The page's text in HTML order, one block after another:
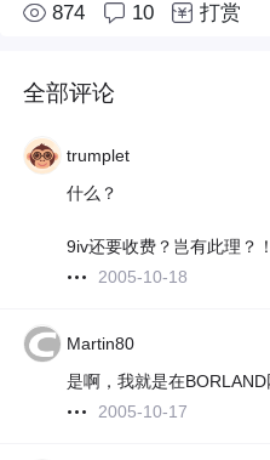
874 10 打赏
全部评论
trumplet
什么？
9iv还要收费？岂有此理？！
2005-10-18
Martin80
是啊，我就是在BORLAND
2005-10-17